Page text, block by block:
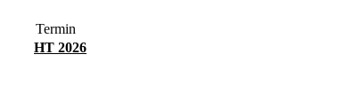
Termin
HT 2026